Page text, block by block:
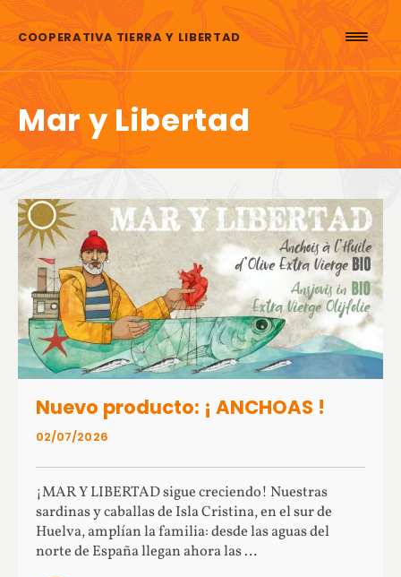
COOPERATIVA TIERRA Y LIBERTAD
Mar y Libertad
02/07/2026
Nuevo producto: ¡ ANCHOAS !
¡MAR Y LIBERTAD sigue creciendo! Nuestras
sardinas y caballas de Isla Cristina, en el sur de
Huelva, amplían la familia: desde las aguas del
norte de España llegan ahora las …